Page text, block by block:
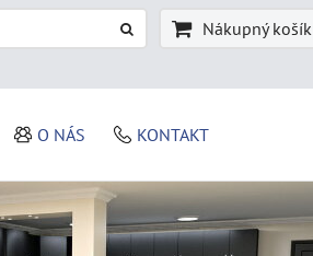
Nákupný košík
O NÁS KONTAKT